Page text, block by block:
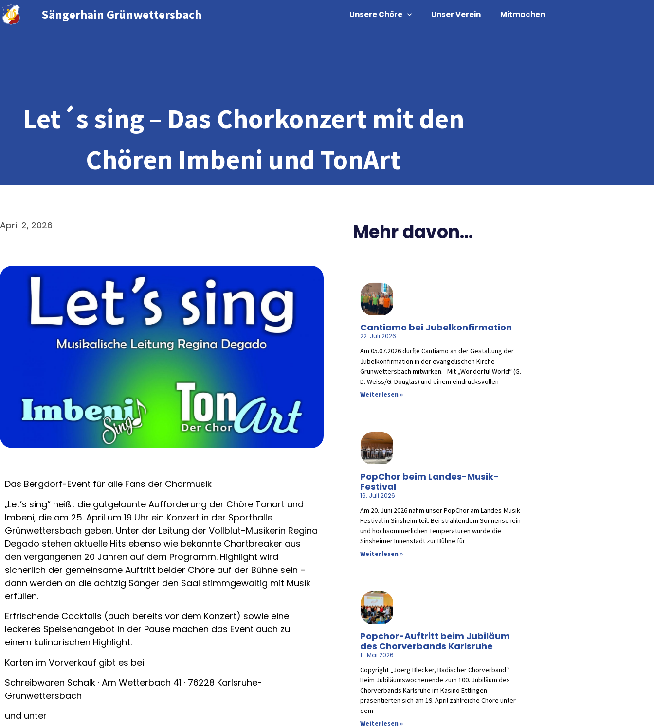
Sängerhain Grünwettersbach Unsere Chöre Unser Verein Mitmachen
Let´s sing – Das Chorkonzert mit den
Chören Imbeni und TonArt
April 2, 2026
Das Bergdorf-Event für alle Fans der Chormusik
„Let’s sing“ heißt die gutgelaunte Aufforderung der Chöre Tonart und
Imbeni, die am 25. April um 19 Uhr ein Konzert in der Sporthalle
Grünwettersbach geben. Unter der Leitung der Vollblut-Musikerin Regina
Degado stehen aktuelle Hits ebenso wie bekannte Chartbreaker aus
den vergangenen 20 Jahren auf dem Programm. Highlight wird
sicherlich der gemeinsame Auftritt beider Chöre auf der Bühne sein –
dann werden an die achtzig Sänger den Saal stimmgewaltig mit Musik
erfüllen.
Erfrischende Cocktails (auch bereits vor dem Konzert) sowie eine
leckeres Speisenangebot in der Pause machen das Event auch zu
einem kulinarischen Highlight.
Karten im Vorverkauf gibt es bei:
Schreibwaren Schalk · Am Wetterbach 41 · 76228 Karlsruhe-
Grünwettersbach
und unter
Mehr davon...
Cantiamo bei Jubelkonfirmation
22. Juli 2026
Am 05.07.2026 durfte Cantiamo an der Gestaltung der
Jubelkonfirmation in der evangelischen Kirche
Grünwettersbach mitwirken. Mit „Wonderful World“ (G.
D. Weiss/G. Douglas) und einem eindrucksvollen
Weiterlesen »
PopChor beim Landes-Musik-
Festival
16. Juli 2026
Am 20. Juni 2026 nahm unser PopChor am Landes-Musik-
Festival in Sinsheim teil. Bei strahlendem Sonnenschein
und hochsommerlichen Temperaturen wurde die
Sinsheimer Innenstadt zur Bühne für
Weiterlesen »
Popchor-Auftritt beim Jubiläum
des Chorverbands Karlsruhe
11. Mai 2026
Copyright „Joerg Blecker, Badischer Chorverband“
Beim Jubiläumswochenende zum 100. Jubiläum des
Chorverbands Karlsruhe im Kasino Ettlingen
präsentierten sich am 19. April zahlreiche Chöre unter
dem
Weiterlesen »